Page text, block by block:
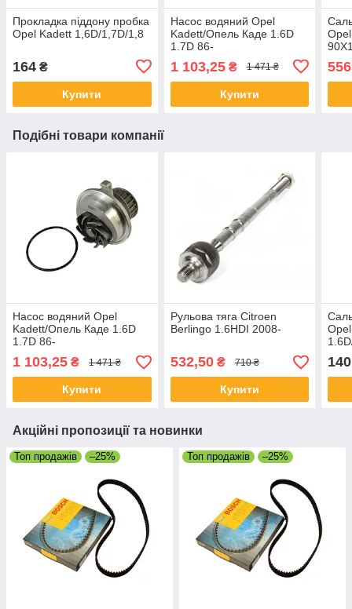
Прокладка піддону пробка
Opel Kadett 1,6D/1,7D/1,8
164 ₴
Купити
Насос водяний Opel
Kadett/Опель Каде 1.6D
1.7D 86-
1 103,25₴ 1 471 ₴
Купити
Подібні товари компанії
Насос водяний Opel
Kadett/Опель Каде 1.6D
1.7D 86-
1 103,25 ₴ 1 471 ₴
Купити
Рульова тяга Сitroen
Berlingo 1.6HDI 2008-
532,50₴ 710 ₴
Купити
140
Акційні пропозиції та новинки
Топ продажів –25% Топ продажів –25%